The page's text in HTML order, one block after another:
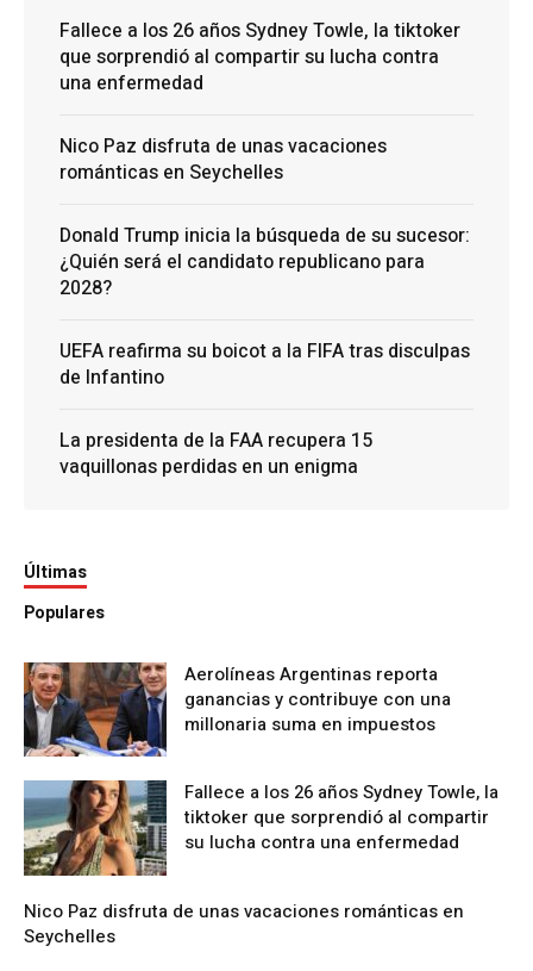
Fallece a los 26 años Sydney Towle, la tiktoker
que sorprendió al compartir su lucha contra
una enfermedad
Nico Paz disfruta de unas vacaciones
románticas en Seychelles
Donald Trump inicia la búsqueda de su sucesor:
¿Quién será el candidato republicano para
2028?
UEFA reafirma su boicot a la FIFA tras disculpas
de Infantino
La presidenta de la FAA recupera 15
vaquillonas perdidas en un enigma
Últimas
Populares
Aerolíneas Argentinas reporta
ganancias y contribuye con una
millonaria suma en impuestos
Fallece a los 26 años Sydney Towle, la
tiktoker que sorprendió al compartir
su lucha contra una enfermedad
Nico Paz disfruta de unas vacaciones románticas en
Seychelles